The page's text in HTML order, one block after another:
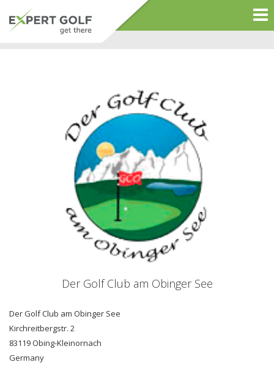
Der Golf Club am Obinger See
Der Golf Club am Obinger See
Kirchreitbergstr. 2
83119 Obing-Kleinornach
Germany